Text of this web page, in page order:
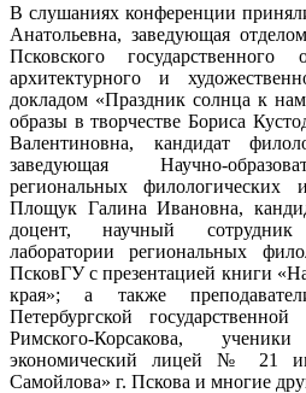
В слушаниях конференции
Анатольевна, заведующая
Псковского государственного
архитектурного и
докладом «Праздник солнца к
образы в творчестве Бориса
Валентиновна, кандидат
заведующая Научно-
региональных филологических
Площук Галина Ивановна,
доцент, научный сотрудник
лаборатории региональных
ПсковГУ с презентацией книги
края»; а также
Петербургской
Римского-Корсакова,
экономический лицей № 21
Самойлова» г. Пскова и многие